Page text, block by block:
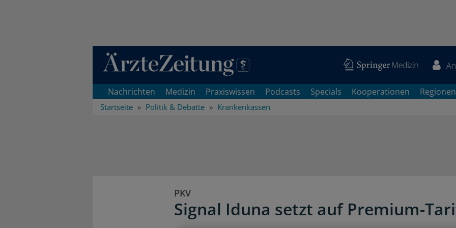
Direkt zum Inhaltsbereich
Nachrichten Medizin Praxiswissen Podcasts Specials Kooperationen Regionen
Startseite Politik & Debatte Krankenkassen
PKV
Signal Iduna setzt auf Premium-